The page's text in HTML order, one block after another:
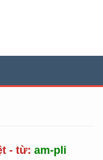
- từ: am-pli